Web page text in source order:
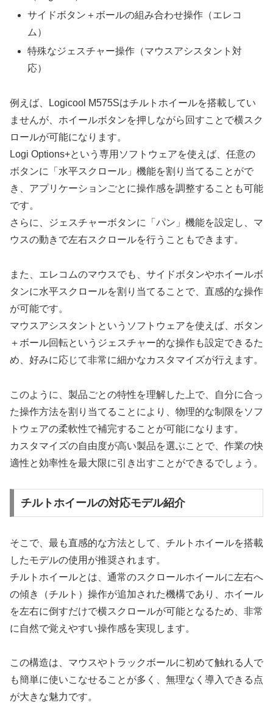
サイドボタン＋ボールの組み合わせ操作（エレコ
ム）
特殊なジェスチャー操作（マウスアシスタント対
応）
例えば、Logicool M575Sはチルトホイールを搭載してい
ませんが、ホイールボタンを押しながら回すことで横スク
ロールが可能になります。
Logi Options+という専用ソフトウェアを使えば、任意の
ボタンに「水平スクロール」機能を割り当てることがで
き、アプリケーションごとに操作感を調整することも可能
です。
さらに、ジェスチャーボタンに「パン」機能を設定し、マ
ウスの動きで左右スクロールを行うこともできます。
また、エレコムのマウスでも、サイドボタンやホイールボ
タンに水平スクロールを割り当てることで、直感的な操作
が可能です。
マウスアシスタントというソフトウェアを使えば、ボタン
＋ボール回転というジェスチャー的な操作も設定できるた
め、好みに応じて非常に細かなカスタマイズが行えます。
このように、製品ごとの特性を理解した上で、自分に合っ
た操作方法を割り当てることにより、物理的な制限をソフ
トウェアの柔軟性で補完することが可能になります。
カスタマイズの自由度が高い製品を選ぶことで、作業の快
適性と効率性を最大限に引き出すことができるでしょう。
チルトホイールの対応モデル紹介
そこで、最も直感的な方法として、チルトホイールを搭載
したモデルの使用が推奨されます。
チルトホイールとは、通常のスクロールホイールに左右へ
の傾き（チルト）操作が追加された機構であり、ホイール
を左右に倒すだけで横スクロールが可能となるため、非常
に自然で覚えやすい操作感を実現します。
この構造は、マウスやトラックボールに初めて触れる人で
も簡単に使いこなせることが多く、無理なく導入できる点
が大きな魅力です。